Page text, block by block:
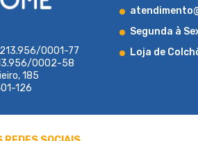
0001-77
0002-58
185
126
Segunda à
Loja de